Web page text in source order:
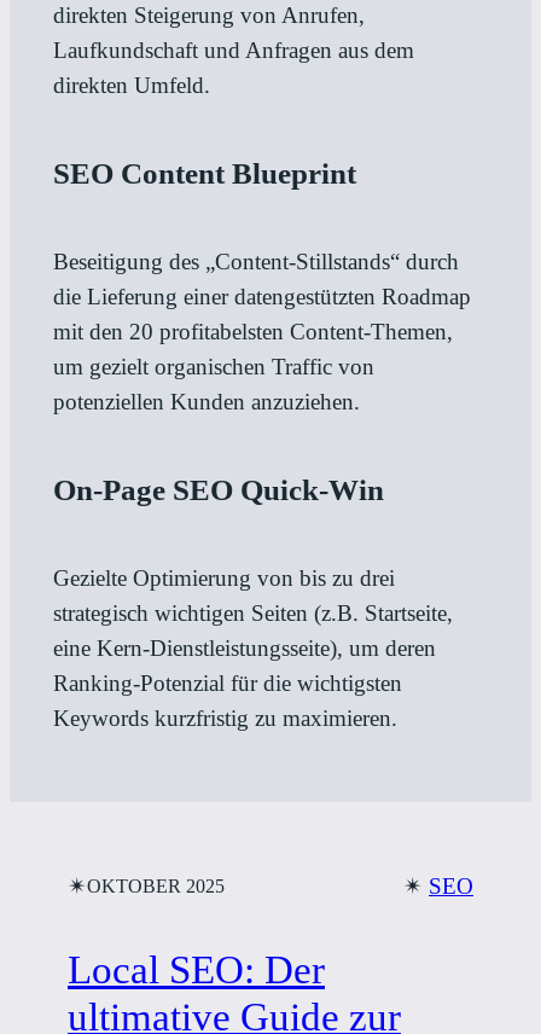
direkten Steigerung von Anrufen,
Laufkundschaft und Anfragen aus dem
direkten Umfeld.
SEO Content Blueprint
Beseitigung des „Content-Stillstands“ durch
die Lieferung einer datengestützten Roadmap
mit den 20 profitabelsten Content-Themen,
um gezielt organischen Traffic von
potenziellen Kunden anzuziehen.
On-Page SEO Quick-Win
Gezielte Optimierung von bis zu drei
strategisch wichtigen Seiten (z.B. Startseite,
eine Kern-Dienstleistungsseite), um deren
Ranking-Potenzial für die wichtigsten
Keywords kurzfristig zu maximieren.
✴︎OKTOBER 2025 ✴︎ SEO
Local SEO: Der
ultimative Guide zur